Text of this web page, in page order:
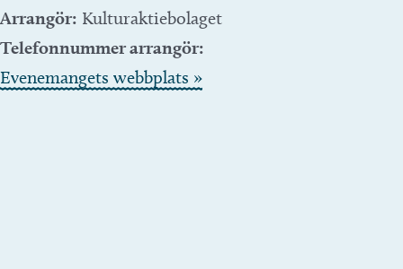
Arrangör: Kulturaktiebolaget
Telefonnummer arrangör:
Evenemangets webbplats »